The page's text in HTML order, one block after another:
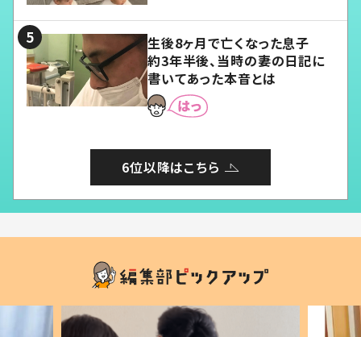
生後8ヶ月で亡くなった息子
約3年半後、当時の妻の日記に
書いてあった本音とは
6位以降はこちら